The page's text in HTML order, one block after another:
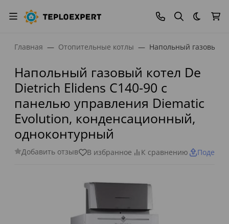
Темная
Главная Отопительные котлы Напольный газовый
Напольный газовый котел De
Dietrich Elidens C140-90 с
панелью управления Diematic
Evolution, конденсационный,
одноконтурный
Добавить отзыв В избранное К сравнению